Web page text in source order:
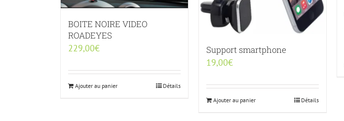
BOITE NOIRE VIDEO
ROADEYES
229,00€
Ajouter au panier Détails
Support smartphone
19,00€
Ajouter au panier Détails